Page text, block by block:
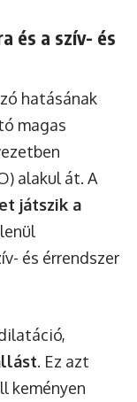
és a szív- és
hatásának
magas
alakul át. A
játszik a
és érrendszer
. Ez azt
keményen